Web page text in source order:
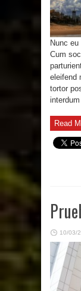
Nunc
Cum
eleifend
tortor
Read
10/03/